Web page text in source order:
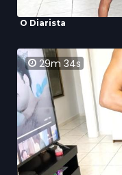
O Diarista
29m 34s